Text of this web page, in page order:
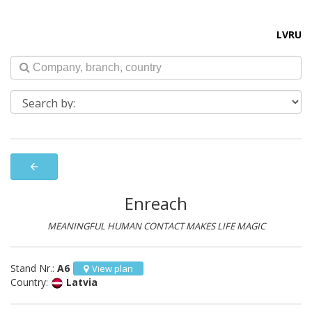
LVRU
arrow_back
Enreach
MEANINGFUL HUMAN CONTACT MAKES LIFE MAGIC
Stand Nr.: A6 View plan
Country: Latvia